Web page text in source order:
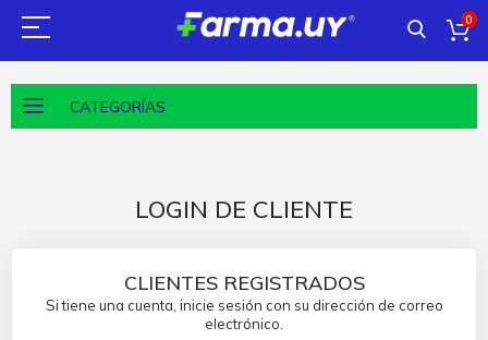
0
CATEGORÍAS
LOGIN DE CLIENTE
CLIENTES REGISTRADOS
Si tiene una cuenta, inicie sesión con su dirección de correo
electrónico.